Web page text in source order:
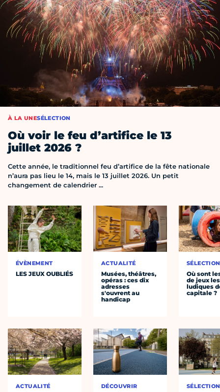
À LA UNESÉLECTION
Où voir le feu d’artifice le 13
juillet 2026 ?
Cette année, le traditionnel feu d’artifice de la fête nationale
n’aura pas lieu le 14, mais le 13 juillet 2026. Un petit
changement de calendrier ...
ÉVÈNEMENT
LES JEUX OUBLIÉS
ACTUALITÉ
ACTUALITÉ
Musées, théâtres,
opéras : ces dix
adresses
s'ouvrent au
handicap
DÉCOUVRIR
SÉLECTION
Où sont
de jeux
ludiques
capitale ?
SÉLECTION